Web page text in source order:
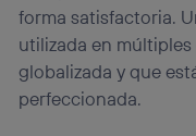
forma satisfactoria.
utilizada en
globalizada y que
perfeccionada.